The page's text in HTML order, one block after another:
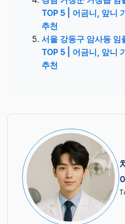
TOP 5 | 어금니, 앞니
추천
서울 강동구 암사동 임
TOP 5 | 어금니, 앞니
추천